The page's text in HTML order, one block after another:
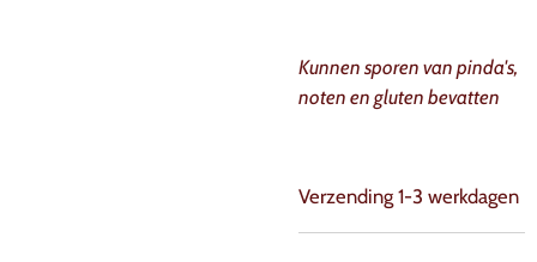
Kunnen sporen van pinda's,
noten en gluten bevatten
Verzending 1-3 werkdagen